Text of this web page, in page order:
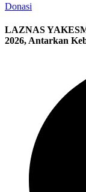
Donasi
LAZNAS
2026, Antarkan